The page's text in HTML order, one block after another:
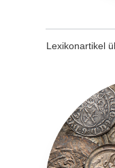
Lexikonartikel